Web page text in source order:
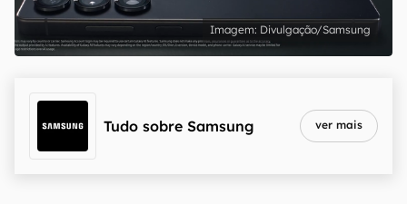
Divulgação/Samsung
Tudo sobre Samsung ver mais